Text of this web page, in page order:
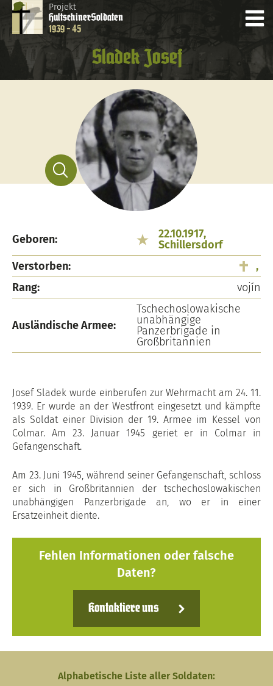
Projekt
HultschinerSoldaten
1939 - 45
Sladek Josef
Geboren:
22.10.1917,
Schillersdorf
Verstorben:
,
Rang:
vojín
Ausländische Armee:
Tschechoslowakische
unabhängige
Panzerbrigade in
Großbritannien
Josef Sladek wurde einberufen zur Wehrmacht am 24. 11.
1939. Er wurde an der Westfront eingesetzt und kämpfte
als Soldat einer Division der 19. Armee im Kessel von
Colmar. Am 23. Januar 1945 geriet er in Colmar in
Gefangenschaft.
Am 23. Juni 1945, während seiner Gefangenschaft, schloss
er sich in Großbritannien der tschechoslowakischen
unabhängigen Panzerbrigade an, wo er in einer
Ersatzeinheit diente.
Fehlen Informationen oder falsche
Daten?
Kontaktiere uns
Alphabetische Liste aller Soldaten: